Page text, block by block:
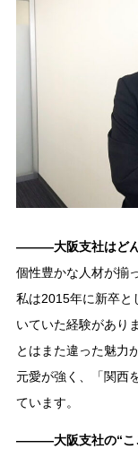
―――大阪支社はどん
個性豊かな人材が揃
私は2015年に新卒と
いていた経験があり
とはまた違った魅力
元愛が強く、「関西
ています。
―――大阪支社の“こ